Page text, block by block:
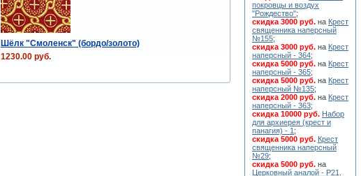
Шёлк "Смоленск" (бордо/золото)
1230.00 руб.
покровцы и воздух
"Рождество";
скидка 3000 руб. на Крест
священника наперсный
№155;
скидка 3000 руб. на Крест
наперсный - 364;
скидка 5000 руб. на Крест
наперсный - 365;
скидка 5000 руб. на Крест
наперсный №135;
скидка 2000 руб. на Крест
наперсный - 363;
скидка 10000 руб. Набор
для архиерея (крест и
панагия) - 1 ;
скидка 5000 руб. Крест
священника наперсный
№29;
скидка 5000 руб. на
Церковный аналой - Р21